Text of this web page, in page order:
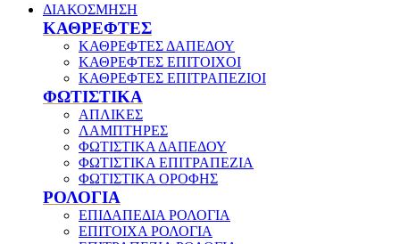
ΔΙΑΚΟΣΜΗΣΗ
ΚΑΘΡΕΦΤΕΣ
ΚΑΘΡΕΦΤΕΣ ΔΑΠΕΔΟΥ
ΚΑΘΡΕΦΤΕΣ ΕΠΙΤΟΙΧΟΙ
ΚΑΘΡΕΦΤΕΣ ΕΠΙΤΡΑΠΕΖΙΟΙ
ΦΩΤΙΣΤΙΚΑ
ΑΠΛΙΚΕΣ
ΛΑΜΠΤΗΡΕΣ
ΦΩΤΙΣΤΙΚΑ ΔΑΠΕΔΟΥ
ΦΩΤΙΣΤΙΚΑ ΕΠΙΤΡΑΠΕΖΙΑ
ΦΩΤΙΣΤΙΚΑ ΟΡΟΦΗΣ
ΡΟΛΟΓΙΑ
ΕΠΙΔΑΠΕΔΙΑ ΡΟΛΟΓΙΑ
ΕΠΙΤΟΙΧΑ ΡΟΛΟΓΙΑ